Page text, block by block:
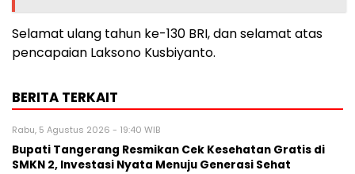
Selamat ulang tahun ke-130 BRI, dan selamat atas
pencapaian Laksono Kusbiyanto.
BERITA TERKAIT
Rabu, 5 Agustus 2026 - 19:40 WIB
‎Bupati Tangerang Resmikan Cek Kesehatan Gratis di
SMKN 2, Investasi Nyata Menuju Generasi Sehat